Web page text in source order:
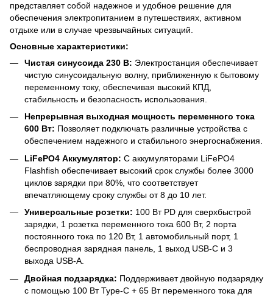
представляет собой надежное и удобное решение для
обеспечения электропитанием в путешествиях, активном
отдыхе или в случае чрезвычайных ситуаций.
Основные характеристики:
Чистая синусоида 230 В: Электростанция обеспечивает
чистую синусоидальную волну, приближенную к бытовому
переменному току, обеспечивая высокий КПД,
стабильность и безопасность использования.
Непрерывная выходная мощность переменного тока
600 Вт: Позволяет подключать различные устройства с
обеспечением надежного и стабильного энергоснабжения.
LiFePO4 Аккумулятор: С аккумуляторами LiFePO4
Flashfish обеспечивает высокий срок службы более 3000
циклов зарядки при 80%, что соответствует
впечатляющему сроку службы от 8 до 10 лет.
Универсальные розетки: 100 Вт PD для сверхбыстрой
зарядки, 1 розетка переменного тока 600 Вт, 2 порта
постоянного тока по 120 Вт, 1 автомобильный порт, 1
беспроводная зарядная панель, 1 выход USB-C и 3
выхода USB-A.
Двойная подзарядка: Поддерживает двойную подзарядку
с помощью 100 Вт Type-C + 65 Вт переменного тока для